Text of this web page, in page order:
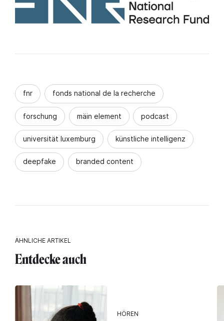
fnr fonds national de la recherche
forschung mäin element podcast
universität luxemburg künstliche intelligenz
deepfake branded content
ÄHNLICHE ARTIKEL
Entdecke auch
HÖREN